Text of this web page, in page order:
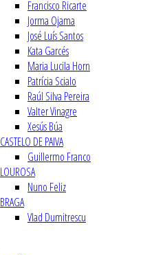
Francisco Ricarte
Jorma Ojama
José Luís Santos
Kata Garcés
Maria Lucila Horn
Patrícia Scialo
Raúl Silva Pereira
Valter Vinagre
Xesús Búa
CASTELO DE PAIVA
Guillermo Franco
LOUROSA
Nuno Feliz
BRAGA
Vlad Dumitrescu